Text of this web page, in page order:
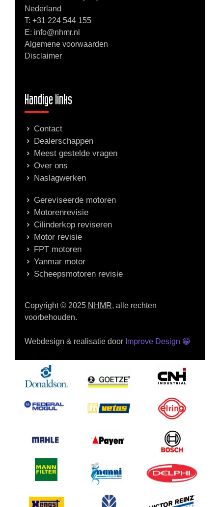
Nederland
T: +31 224 544 155
E: info@nhmr.nl
Algemene voorwaarden
Disclaimer
Handige links
Contact
Dealerschappen
Meest gestelde vragen
Over ons
Naslagwerken
Gereviseerde motoren
Motorenrevisie
Cilinderkop reviseren
Motor revisie
FPT motoren
Yanmar motor
Scheepsmotoren revisie
Copyright © 2025 NHMR, alle rechten
voorbehouden.
Webdesign & realisatie door Improve Design 😁